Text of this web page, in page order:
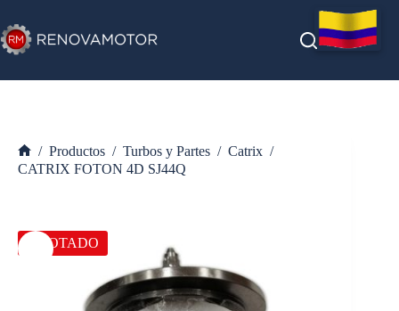
al
contenido
Inicio
/ Productos / Turbos y Partes / Catrix /
CATRIX FOTON 4D SJ44Q
AGOTADO